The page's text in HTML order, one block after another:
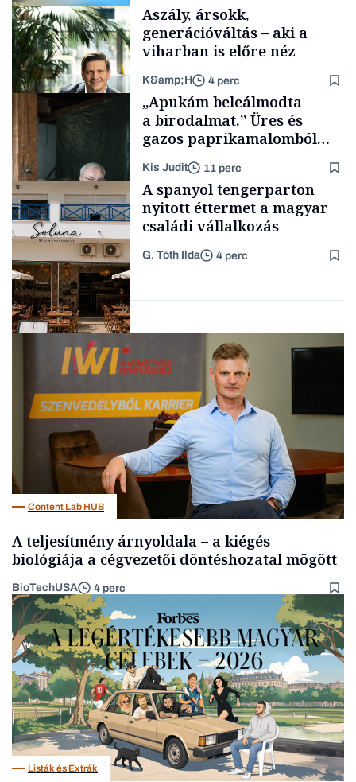
Tech
TÁMOGATÓI
Aszály, ársokk,
generációváltás – aki a
viharban is előre néz
K&amp;H 4 perc
Családi
vállalkozások
„Apukám beleálmodta
a birodalmat.” Üres és
gazos paprikamalomból
lett az igazi családi
fűszersztori
Kis Judit 11 perc
A spanyol tengerparton
nyitott éttermet a magyar
családi vállalkozás
G. Tóth Ilda 4 perc
Content Lab HUB
A teljesítmény árnyoldala – a kiégés
biológiája a cégvezetői döntéshozatal mögött
BioTechUSA 4 perc
Listák és Extrák